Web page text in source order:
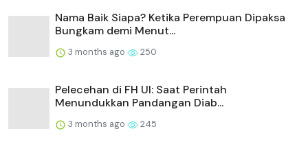
Nama Baik Siapa? Ketika Perempuan Dipaksa
Bungkam demi Menut...
3 months ago 250
Pelecehan di FH UI: Saat Perintah
Menundukkan Pandangan Diab...
3 months ago 245